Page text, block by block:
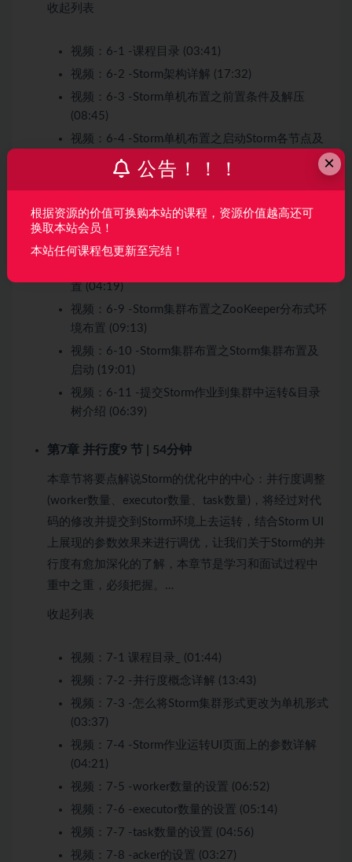
收起列表
视频： 6-1 -课程目录 (03:41)
视频： 6-2 -Storm架构详解 (17:32)
视频： 6-3 -Storm单机布置之前置条件及解压
(08:45)
视频： 6-4 -Storm单机布置之启动Storm各节点及
Storm UI界面详解 (16:52)
6-5 -改写Storm作业并提交到Storm单节点
视频：6-6 -Storm常用命令介绍 (06:29)
视频：6-7 -Storm集群布置规划 (06:05)
置 (04:19)
视频： 6-9 -Storm集群布置之ZooKeeper分布式环
境布置 (09:13)
视频： 6-10 -Storm集群布置之Storm集群布置及
启动 (19:01)
视频： 6-11 -提交Storm作业到集群中运转&目录
树介绍 (06:39)
第7章 并行度9 节 | 54分钟
本章节将要点解说Storm的优化中的中心：并行度调整
(worker数量、executor数量、task数量)，将经过对代
码的修改并提交到Storm环境上去运转，结合Storm UI
上展现的参数效果来进行调优，让我们关于Storm的并
行度有愈加深化的了解，本章节是学习和面试过程中
重中之重，必须把握。…
收起列表
视频： 7-1 课程目录_ (01:44)
视频： 7-2 -并行度概念详解 (13:43)
视频： 7-3 -怎么将Storm集群形式更改为单机形式
(03:37)
视频： 7-4 -Storm作业运转UI页面上的参数详解
(04:21)
视频： 7-5 -worker数量的设置 (06:52)
视频： 7-6 -executor数量的设置 (05:14)
视频： 7-7 -task数量的设置 (04:56)
视频： 7-8 -acker的设置 (03:27)
×
公告！！！
根据资源的价值可换购本站的课程，资源价值越高还可
换取本站会员！
本站任何课程包更新至完结！